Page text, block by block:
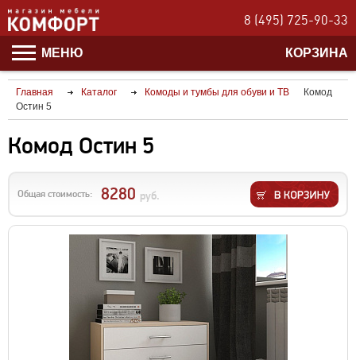
8 (495) 725-90-33
МЕНЮ КОРЗИНА
Главная Каталог Комоды и тумбы для обуви и ТВ
Комод
Остин 5
Комод Остин 5
Общая стоимость: 8280 руб.